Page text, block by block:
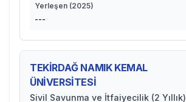
Yerleşen (2025)
---
TEKİRDAĞ NAMIK KEMAL
ÜNİVERSİTESİ
Sivil Savunma ve İtfaiyecilik (2 Yıllık)